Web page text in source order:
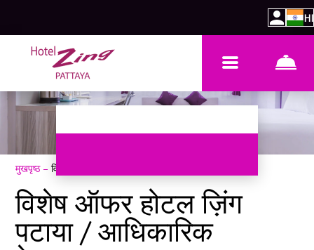
HI
मुखपृष्ठ –विशेष ऑफर
विशेष ऑफर होटल ज़िंग
पटाया / आधिकारिक